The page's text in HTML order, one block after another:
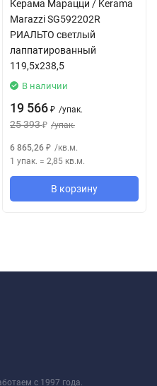
Керама Марацци / Kerama
Marazzi SG592202R
РИАЛЬТО светлый
лаппатированный
119,5x238,5
В наличии
19 566 ₽ /упак.
25 393 ₽ /упак.
6 865,26 ₽ /кв.м.
1 упак. = 2,85 кв.м.
В корзину
с 1997 года.